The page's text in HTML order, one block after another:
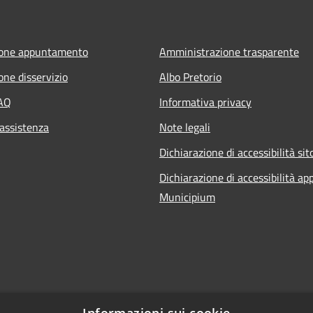
appuntamento
disservizio
Amministrazione trasparente
Albo Pretorio
Informativa privacy
Note legali
Dichiarazione di accessibilità
Dichiarazione di accessibilità
Municipium